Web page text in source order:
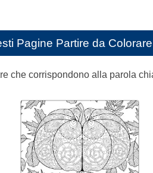
Pagine Partire da
che corrispondono alla parola